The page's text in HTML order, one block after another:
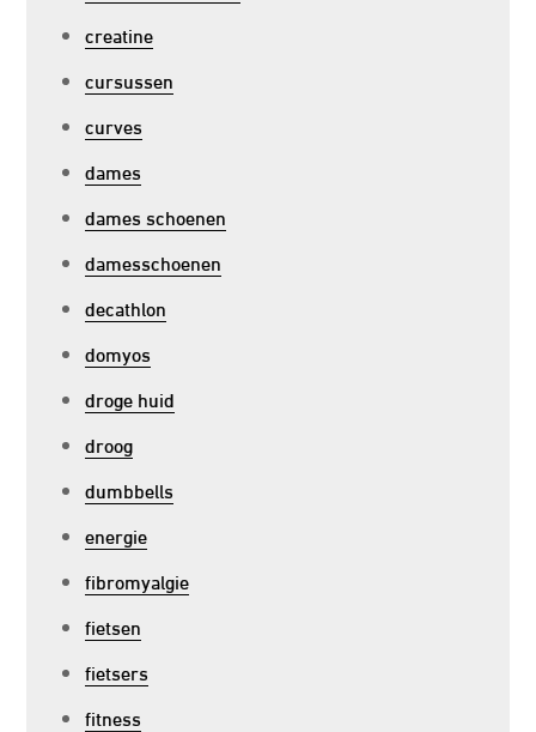
creatine
cursussen
curves
dames
dames schoenen
damesschoenen
decathlon
domyos
droge huid
droog
dumbbells
energie
fibromyalgie
fietsen
fietsers
fitness